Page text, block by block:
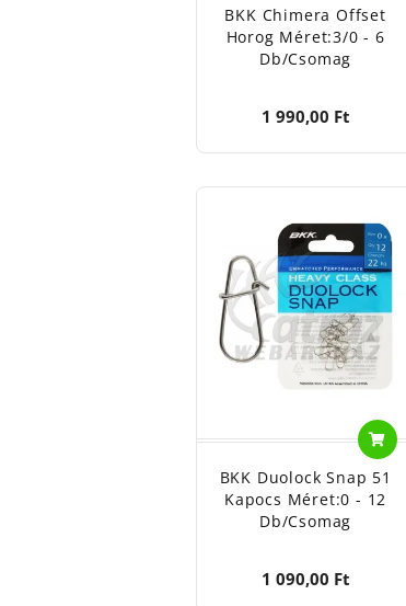
BKK Chimera Offset
Horog Méret:3/0 - 6
Db/csomag
1 990,00 Ft
BKK Duolock Snap 51
Kapocs Méret:0 - 12
Db/csomag
1 090,00 Ft